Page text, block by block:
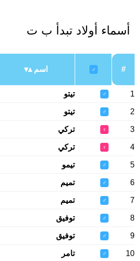
أسماء أولاد تبدأ ب ت
#
♂ اسم
1
♂ تيتو
2
♂ تيتو
3
♀ تركي
4
♀ تركي
5
♂ تيمو
6
♂ تميم
7
♂ تميم
8
♂ توفيق
9
♂ توفيق
10
♂ تامر